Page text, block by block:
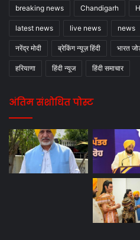
breaking news Chandigarh
latest news live news news
नरेंद्र मोदी ब्रेकिंग न्यूज़ हिंदी भारत
हरियाणा हिंदी न्यूज हिंदी समाचार
अंतिम संशोधित पोस्ट